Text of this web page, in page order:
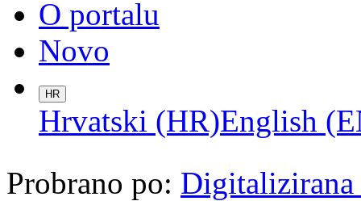
O portalu
Novo
HR
Hrvatski (HR)English
Probrano po: Digitalizirana